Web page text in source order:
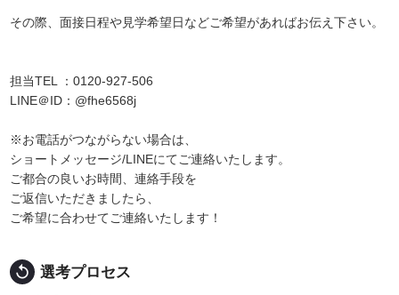
その際、面接日程や見学希望日などご希望があればお伝え下さい。
担当TEL ：0120-927-506
LINE＠ID：@fhe6568j
※お電話がつながらない場合は、
ショートメッセージ/LINEにてご連絡いたします。
ご都合の良いお時間、連絡手段を
ご返信いただきましたら、
ご希望に合わせてご連絡いたします！
replay 選考プロセス